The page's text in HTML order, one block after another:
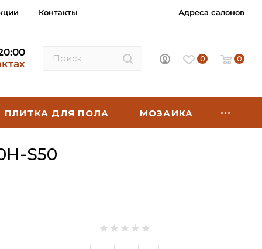
Контакты Адреса салонов
0 0
ПЛИТКА ДЛЯ ПОЛА МОЗАИКА
S50